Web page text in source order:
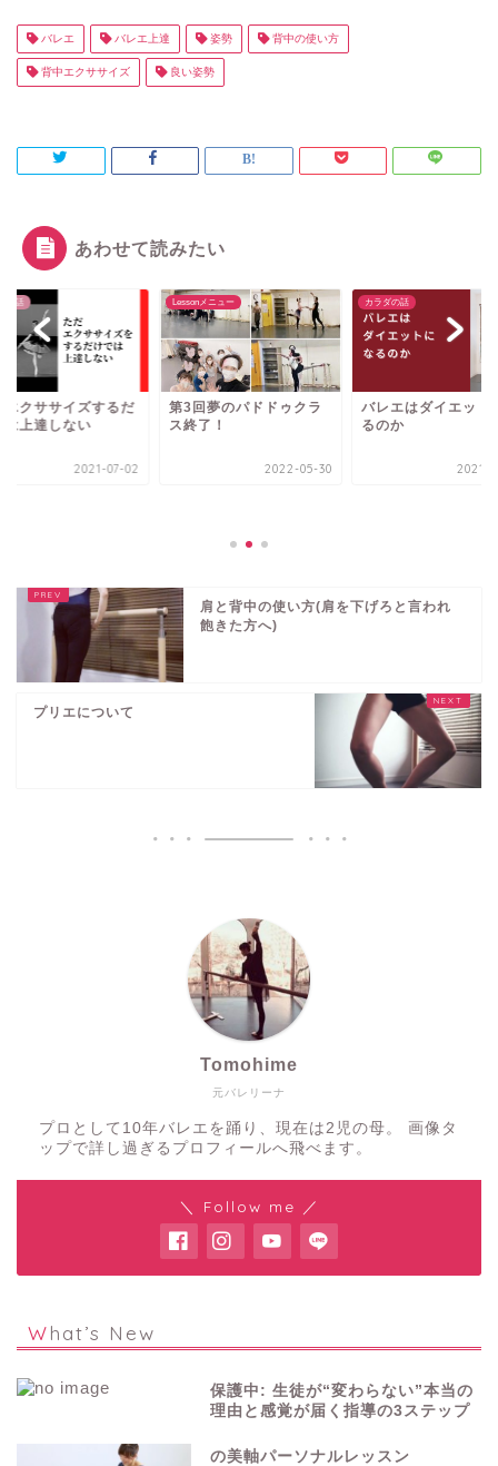
バレエ バレエ上達 姿勢 背中の使い方
背中エクササイズ 良い姿勢
あわせて読みたい
の話
エクササイズするだ
は上達しない
2021-07-02
Lessonメニュー
第3回夢のパドドゥクラ
ス終了！
2022-05-30
カラダの話
バレエはダイエット
るのか
2021-
肩と背中の使い方(肩を下げろと言われ
飽きた方へ)
プリエについて
元バレリーナ
Tomohime
プロとして10年バレエを踊り、現在は2児の母。 画像タ
ップで詳し過ぎるプロフィールへ飛べます。
＼ Follow me ／
What’s New
保護中: 生徒が“変わらない”本当の
理由と感覚が届く指導の3ステップ
の美軸パーソナルレッスン